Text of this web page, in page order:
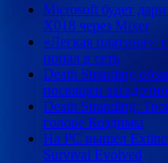
Microsoft будет
X018 через Mixer
«Легкая платина»:
попал в сеть
Death Stranding
посвящен
Death Stranding:
голове Коздимы
На PC вышел
Survival Evolved